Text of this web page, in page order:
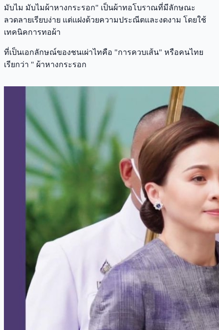
มับไม มับไมผ้าหางกระรอก" เป็นผ้าทอโบราณที่มีลักษณะ
ลวดลายเรียบง่าย แต่แฝงด้วยความประณีตและงดงาม โดยใช้
เทคนิคการทอผ้า
ที่เป็นเอกลักษณ์ของชนเผ่าไทคือ "การควบเส้น" หรือคนไทย
เรียกว่า " ผ้าหางกระรอก